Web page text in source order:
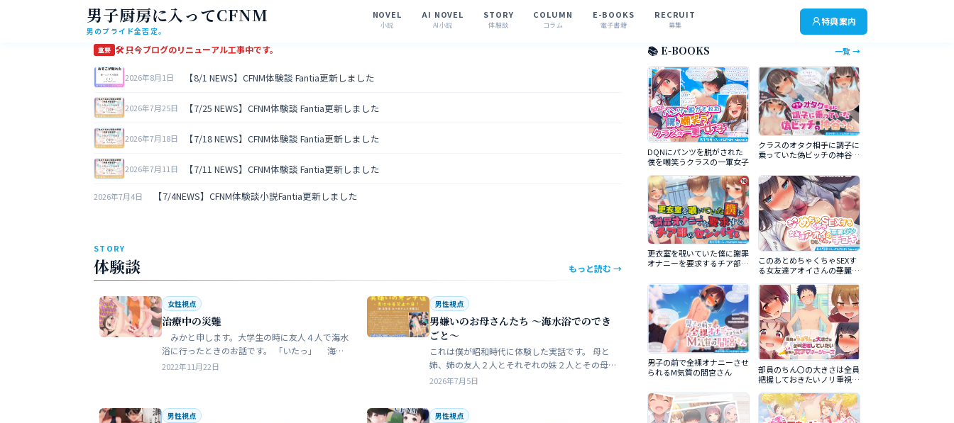
男子厨房に入ってCFNM
男のプライド全否定。
NOVEL
小説
AI NOVEL
AI小説
STORY
体験談
COLUMN
コラム
E-BOOKS
電子書籍
RECRUIT
募集 特典案内
重要 🛠 只今ブログのリニューアル工事中です。
2026年8月1日 【8/1 NEWS】CFNM体験談 Fantia更新しました
2026年7月25日 【7/25 NEWS】CFNM体験談 Fantia更新しました
2026年7月18日 【7/18 NEWS】CFNM体験談 Fantia更新しました
2026年7月11日 【7/11 NEWS】CFNM体験談 Fantia更新しました
2026年7月4日 【7/4NEWS】CFNM体験談小説Fantia更新しました
STORY
体験談 もっと読む →
女性視点
治療中の災難
みかと申します。大学生の時に友人４人で海水
浴に行ったときのお話です。 「いたっ」 海水
浴場で泳いでいたら、友人のしいなが空瓶で足
2022年11月22日
男性視点
男嫌いのお母さんたち 〜海水浴でのでき
ごと〜
これは僕が昭和時代に体験した実話です。 母と
姉、姉の友人２人とそれぞれの妹２人とその母
親達、計9人で海水浴に行きました。当時、僕は
2026年7月5日
男性視点 男性視点
📚 E-BOOKS 一覧 →
DQNにパンツを脱がされた
僕を嘲笑うクラスの一軍女子
クラスのオタク相手に調子に
乗っていた偽ビッチの神谷さ
更衣室を覗いていた僕に謝罪
オナニーを要求するチア部の
このあとめちゃくちゃSEXす
る女友達アオイさんの華麗な
男子の前で全裸オナニーさせ
られるM気質の間宮さん
部員のちん〇の大きさは全員
把握しておきたいノリ重視の